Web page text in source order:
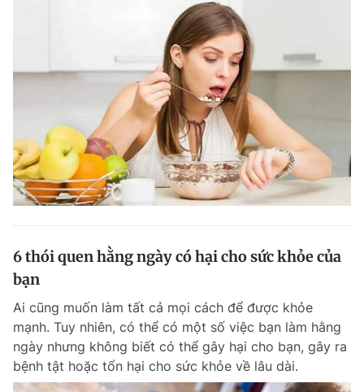
6 thói quen hằng ngày có hại cho sức khỏe của
bạn
Ai cũng muốn làm tất cả mọi cách để được khỏe
mạnh. Tuy nhiên, có thể có một số việc bạn làm hằng
ngày nhưng không biết có thể gây hại cho bạn, gây ra
bệnh tật hoặc tổn hại cho sức khỏe về lâu dài.